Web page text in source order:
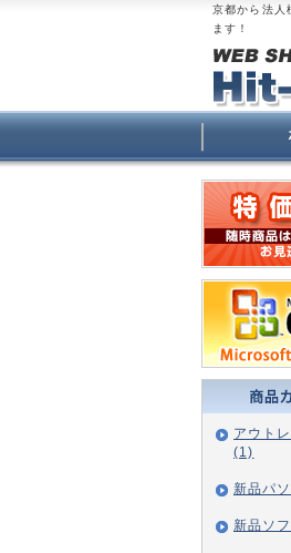
京都から法人
ます！
アウト
(1)
新品パ
新品ソ